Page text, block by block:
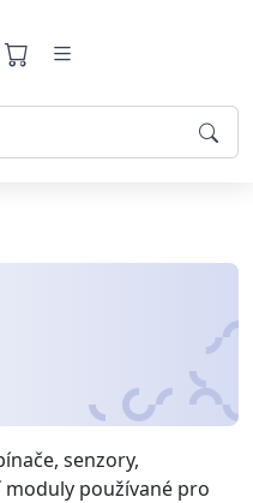
senzory,
používané pro